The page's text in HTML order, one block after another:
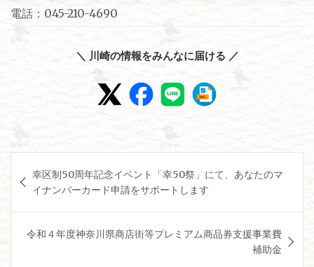
電話：045-210-4690
＼ 川崎の情報をみんなに届ける ／
稿
ナ
ビ
幸区制50周年記念イベント「幸50祭」にて、あなたのマ
イナンバーカード申請をサポートします
令和４年度神奈川県商店街等プレミアム商品券支援事業費
補助金